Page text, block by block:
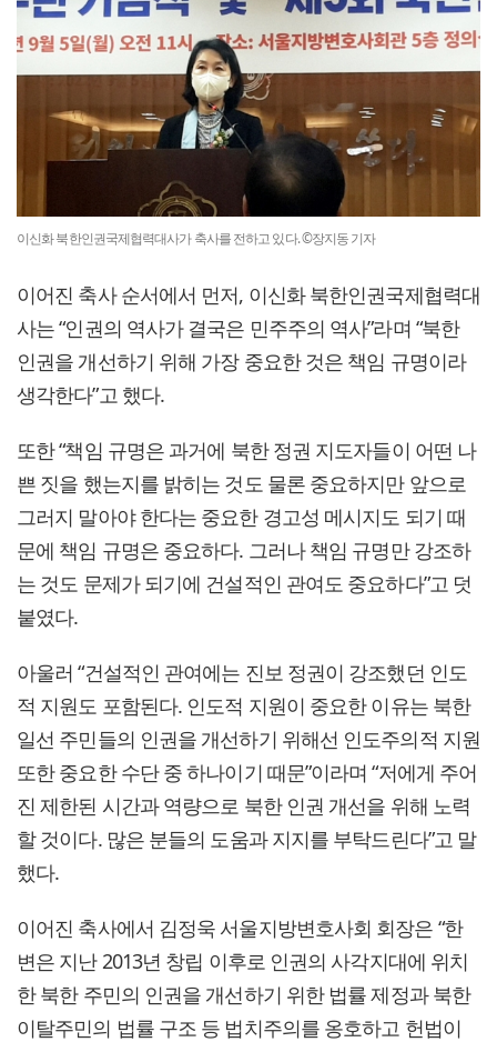
이신화 북한인권국제협력대사가 축사를 전하고 있다. ©장지동 기자
이어진 축사 순서에서 먼저, 이신화 북한인권국제협력대
사는 “인권의 역사가 결국은 민주주의 역사”라며 “북한
인권을 개선하기 위해 가장 중요한 것은 책임 규명이라
생각한다”고 했다.
또한 “책임 규명은 과거에 북한 정권 지도자들이 어떤 나
쁜 짓을 했는지를 밝히는 것도 물론 중요하지만 앞으로
그러지 말아야 한다는 중요한 경고성 메시지도 되기 때
문에 책임 규명은 중요하다. 그러나 책임 규명만 강조하
는 것도 문제가 되기에 건설적인 관여도 중요하다”고 덧
붙였다.
아울러 “건설적인 관여에는 진보 정권이 강조했던 인도
적 지원도 포함된다. 인도적 지원이 중요한 이유는 북한
일선 주민들의 인권을 개선하기 위해선 인도주의적 지원
또한 중요한 수단 중 하나이기 때문”이라며 “저에게 주어
진 제한된 시간과 역량으로 북한 인권 개선을 위해 노력
할 것이다. 많은 분들의 도움과 지지를 부탁드린다”고 말
했다.
이어진 축사에서 김정욱 서울지방변호사회 회장은 “한
변은 지난 2013년 창립 이후로 인권의 사각지대에 위치
한 북한 주민의 인권을 개선하기 위한 법률 제정과 북한
이탈주민의 법률 구조 등 법치주의를 옹호하고 헌법이